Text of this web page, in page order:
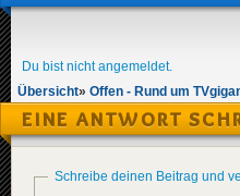
Du bist nicht angemeldet.
Übersicht» Offen - Rund um
EINE ANTWORT
Schreibe deinen Beitrag und